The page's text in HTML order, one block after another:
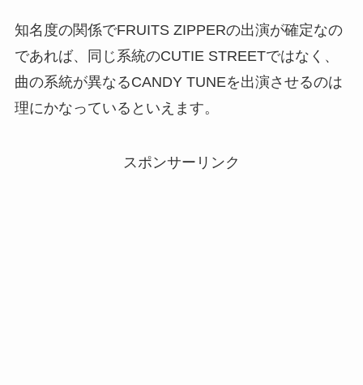
知名度の関係でFRUITS ZIPPERの出演が確定なの
であれば、同じ系統のCUTIE STREETではなく、
曲の系統が異なるCANDY TUNEを出演させるのは
理にかなっているといえます。
スポンサーリンク